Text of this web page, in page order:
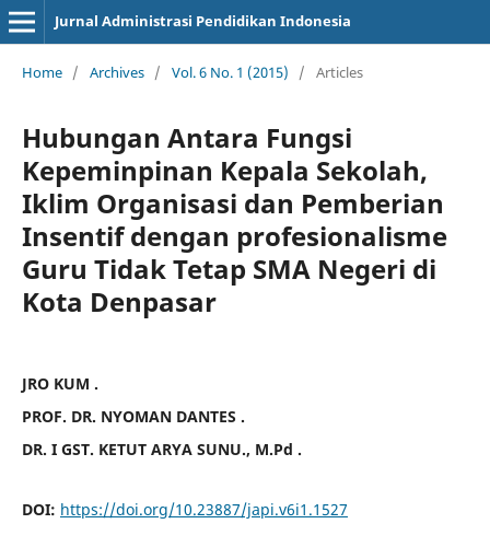
Jurnal Administrasi Pendidikan Indonesia
Home / Archives / Vol. 6 No. 1 (2015) / Articles
Hubungan Antara Fungsi
Kepeminpinan Kepala Sekolah,
Iklim Organisasi dan Pemberian
Insentif dengan profesionalisme
Guru Tidak Tetap SMA Negeri di
Kota Denpasar
JRO KUM .
PROF. DR. NYOMAN DANTES .
DR. I GST. KETUT ARYA SUNU., M.Pd .
DOI: https://doi.org/10.23887/japi.v6i1.1527